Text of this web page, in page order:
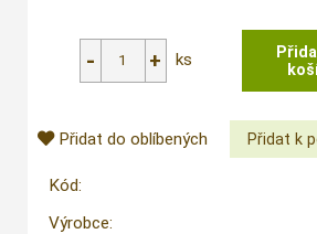
ks
Přidat do oblíbených
Kód:
Výrobce: